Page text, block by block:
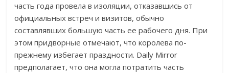
часть года провела в изоляции, отказавшись от
официальных встреч и визитов, обычно
составлявших большую часть ее рабочего дня. При
этом придворные отмечают, что королева по-
прежнему избегает праздности. Daily Mirror
предполагает, что она могла потратить часть